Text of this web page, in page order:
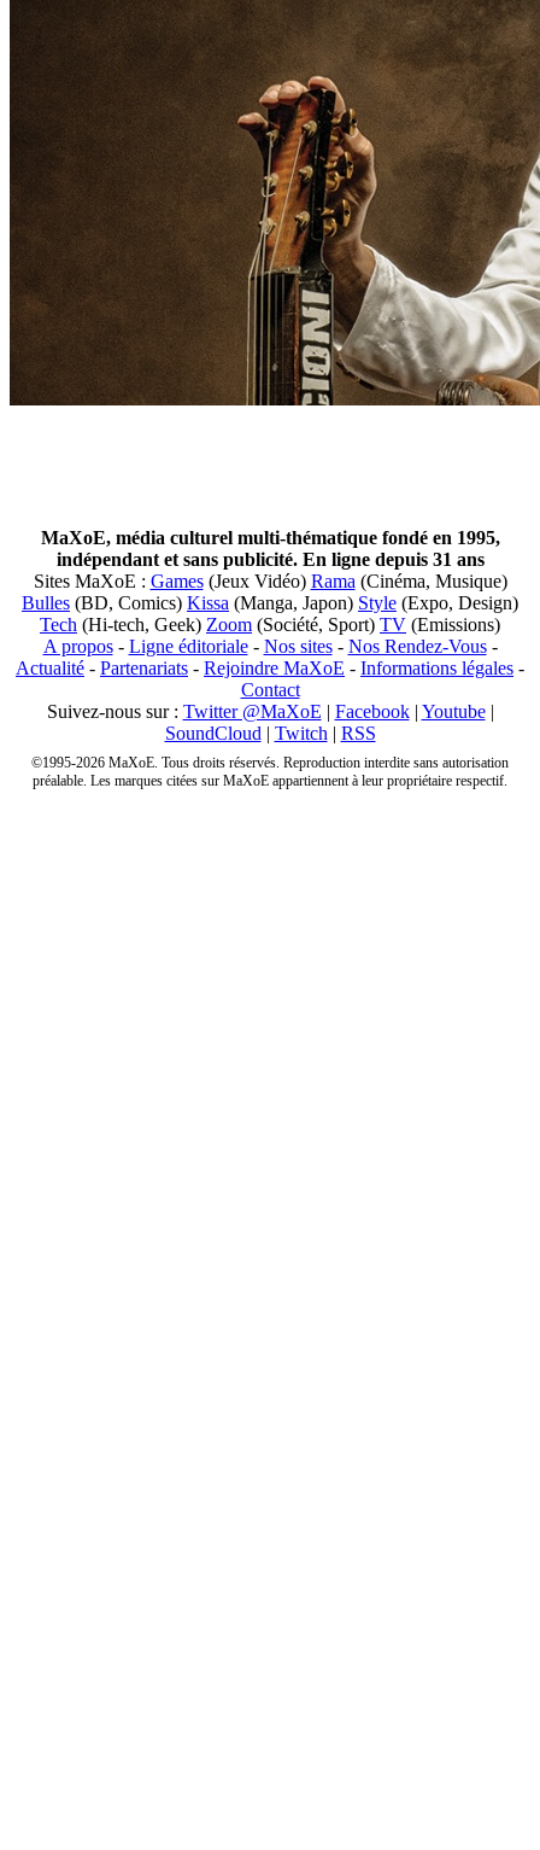
MaXoE, média culturel multi-thématique fondé en 1995,
indépendant et sans publicité. En ligne depuis 31 ans
Sites MaXoE : Games(Jeux Vidéo) Rama (Cinéma, Musique)
Bulles (BD, Comics) Kissa (Manga, Japon) Style (Expo, Design)
Tech (Hi-tech, Geek) Zoom (Société, Sport) TV (Emissions)
A propos- Ligne éditoriale- Nos sites- Nos Rendez-Vous-
Actualité - Partenariats - Rejoindre MaXoE - Informations légales -
Contact
Suivez-nous sur : Twitter @MaXoE | Facebook| Youtube|
SoundCloud | Twitch | RSS
©1995-2026 MaXoE. Tous droits réservés. Reproduction interdite sans autorisation
préalable. Les marques citées sur MaXoE appartiennent à leur propriétaire respectif.